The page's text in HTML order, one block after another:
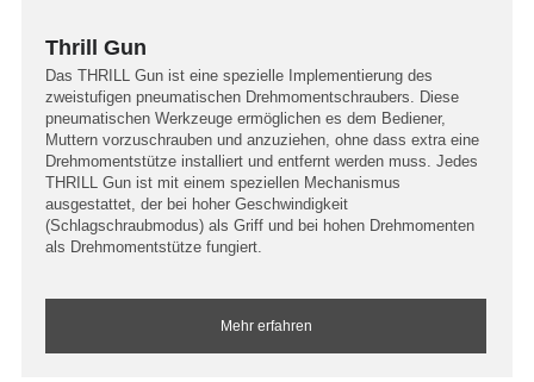
Thrill Gun
Das THRILL Gun ist eine spezielle Implementierung des
zweistufigen pneumatischen Drehmomentschraubers. Diese
pneumatischen Werkzeuge ermöglichen es dem Bediener,
Muttern vorzuschrauben und anzuziehen, ohne dass extra eine
Drehmomentstütze installiert und entfernt werden muss. Jedes
THRILL Gun ist mit einem speziellen Mechanismus
ausgestattet, der bei hoher Geschwindigkeit
(Schlagschraubmodus) als Griff und bei hohen Drehmomenten
als Drehmomentstütze fungiert.
Mehr erfahren